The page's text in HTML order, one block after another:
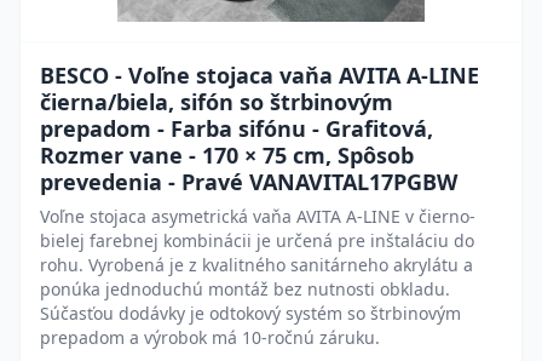
BESCO - Voľne stojaca vaňa AVITA A-LINE
čierna/biela, sifón so štrbinovým
prepadom - Farba sifónu - Grafitová,
Rozmer vane - 170 × 75 cm, Spôsob
prevedenia - Pravé VANAVITAL17PGBW
Voľne stojaca asymetrická vaňa AVITA A-LINE v čierno-
bielej farebnej kombinácii je určená pre inštaláciu do
rohu. Vyrobená je z kvalitného sanitárneho akrylátu a
ponúka jednoduchú montáž bez nutnosti obkladu.
Súčasťou dodávky je odtokový systém so štrbinovým
prepadom a výrobok má 10-ročnú záruku.